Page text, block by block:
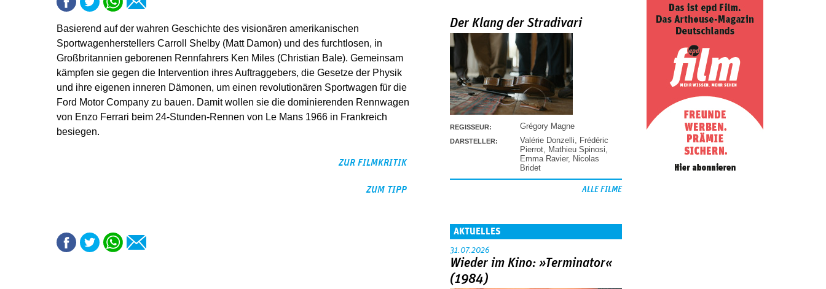
Basierend auf der wahren Geschichte des visionären amerikanischen
Sportwagenherstellers Carroll Shelby (Matt Damon) und des furchtlosen, in
Großbritannien geborenen Rennfahrers Ken Miles (Christian Bale). Gemeinsam
kämpfen sie gegen die Intervention ihres Auftraggebers, die Gesetze der Physik
und ihre eigenen inneren Dämonen, um einen revolutionären Sportwagen für die
Ford Motor Company zu bauen. Damit wollen sie die dominierenden Rennwagen
von Enzo Ferrari beim 24-Stunden-Rennen von Le Mans 1966 in Frankreich
besiegen.
ZUR FILMKRITIK
ZUM TIPP
Der Klang der Stradivari
REGISSEUR: Grégory Magne
DARSTELLER: Valérie Donzelli
Frédéric
Pierrot Mathieu Spinosi
Emma Ravier, Nicolas
Bridet
ALLE FILME
AKTUELLES
31.07.2026
Wieder im Kino: »Terminator«
(1984)